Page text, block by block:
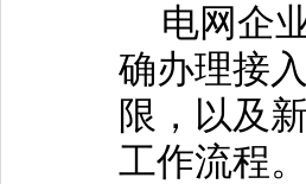
电网企
确办理接
限，以及
工作流程。